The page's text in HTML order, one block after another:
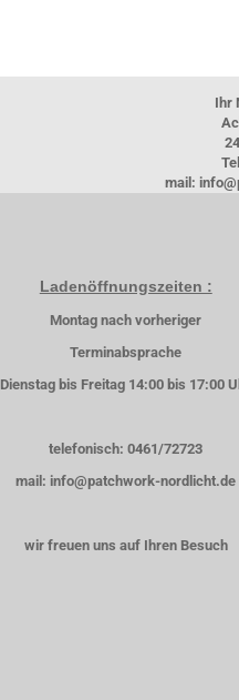
Ihr
mail:
Ladenöffnungszeiten :
Montag nach vorheriger
Terminabsprache
Dienstag bis Freitag 14:00 bis 17:00
telefonisch: 0461/72723
mail: info@patchwork-nordlicht.de
wir freuen uns auf Ihren Besuch